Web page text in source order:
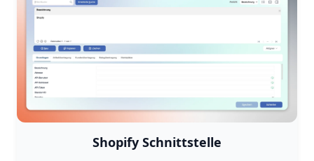
Shopify Schnittstelle